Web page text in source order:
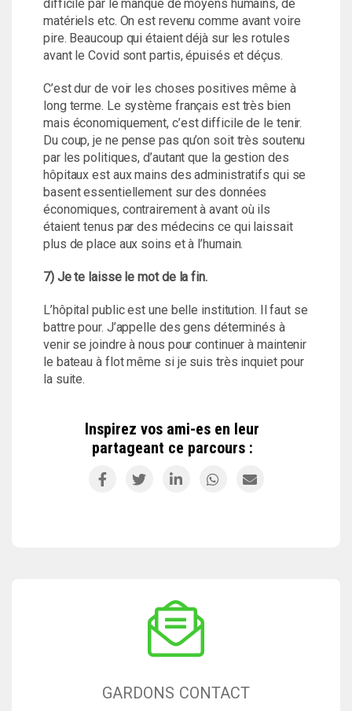
difficile par le manque de moyens humains, de
matériels etc. On est revenu comme avant voire
pire. Beaucoup qui étaient déjà sur les rotules
avant le Covid sont partis, épuisés et déçus.
C’est dur de voir les choses positives même à
long terme. Le système français est très bien
mais économiquement, c’est difficile de le tenir.
Du coup, je ne pense pas qu’on soit très soutenu
par les politiques, d’autant que la gestion des
hôpitaux est aux mains des administratifs qui se
basent essentiellement sur des données
économiques, contrairement à avant où ils
étaient tenus par des médecins ce qui laissait
plus de place aux soins et à l’humain.
7) Je te laisse le mot de la fin.
L’hôpital public est une belle institution. Il faut se
battre pour. J’appelle des gens déterminés à
venir se joindre à nous pour continuer à maintenir
le bateau à flot même si je suis très inquiet pour
la suite.
Inspirez vos ami-es en leur
partageant ce parcours :
GARDONS CONTACT